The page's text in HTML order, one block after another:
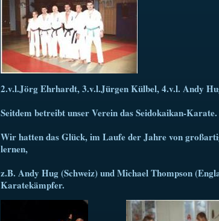
2.v.l.Jörg Ehrhardt, 3.v.l.Jürgen Külbel, 4.v.l. Andy
Seitdem betreibt unser Verein das Seidokaikan-Karate.
Wir hatten das Glück, im Laufe der Jahre von
lernen,
z.B. Andy Hug (Schweiz) und Michael Thompson
Karatekämpfer.